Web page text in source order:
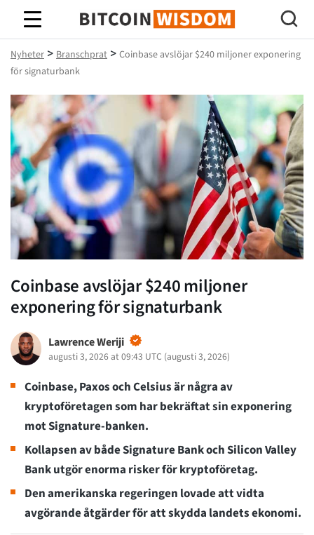
Bitcoin Wisdom
Nyheter > Branschprat > Coinbase avslöjar $240 miljoner exponering
för signaturbank
Coinbase avslöjar $240 miljoner
exponering för signaturbank
Lawrence Weriji
augusti 3, 2026 at 09:43 UTC (augusti 3, 2026)
Coinbase, Paxos och Celsius är några av
kryptoföretagen som har bekräftat sin exponering
mot Signature-banken.
Kollapsen av både Signature Bank och Silicon Valley
Bank utgör enorma risker för kryptoföretag.
Den amerikanska regeringen lovade att vidta
avgörande åtgärder för att skydda landets ekonomi.